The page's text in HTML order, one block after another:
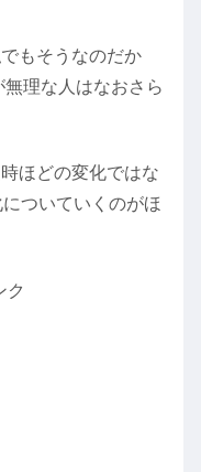
もそうなのだか
理な人はなおさら
ほどの変化ではな
ついていくのがほ
ク